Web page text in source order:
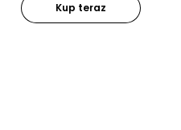
Kup teraz